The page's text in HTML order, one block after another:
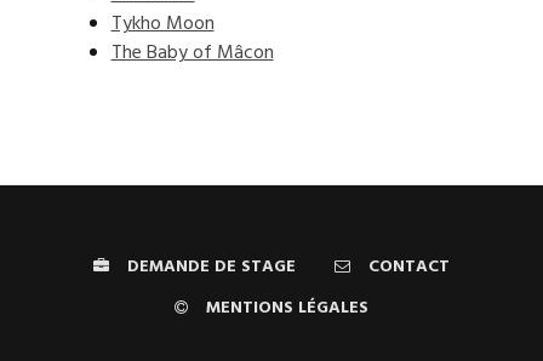
Tykho Moon
The Baby of Mâcon
DEMANDE DE STAGE
CONTACT
MENTIONS LÉGALES